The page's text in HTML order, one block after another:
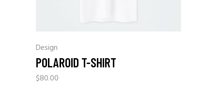
Design
POLAROID T-SHIRT
$80.00